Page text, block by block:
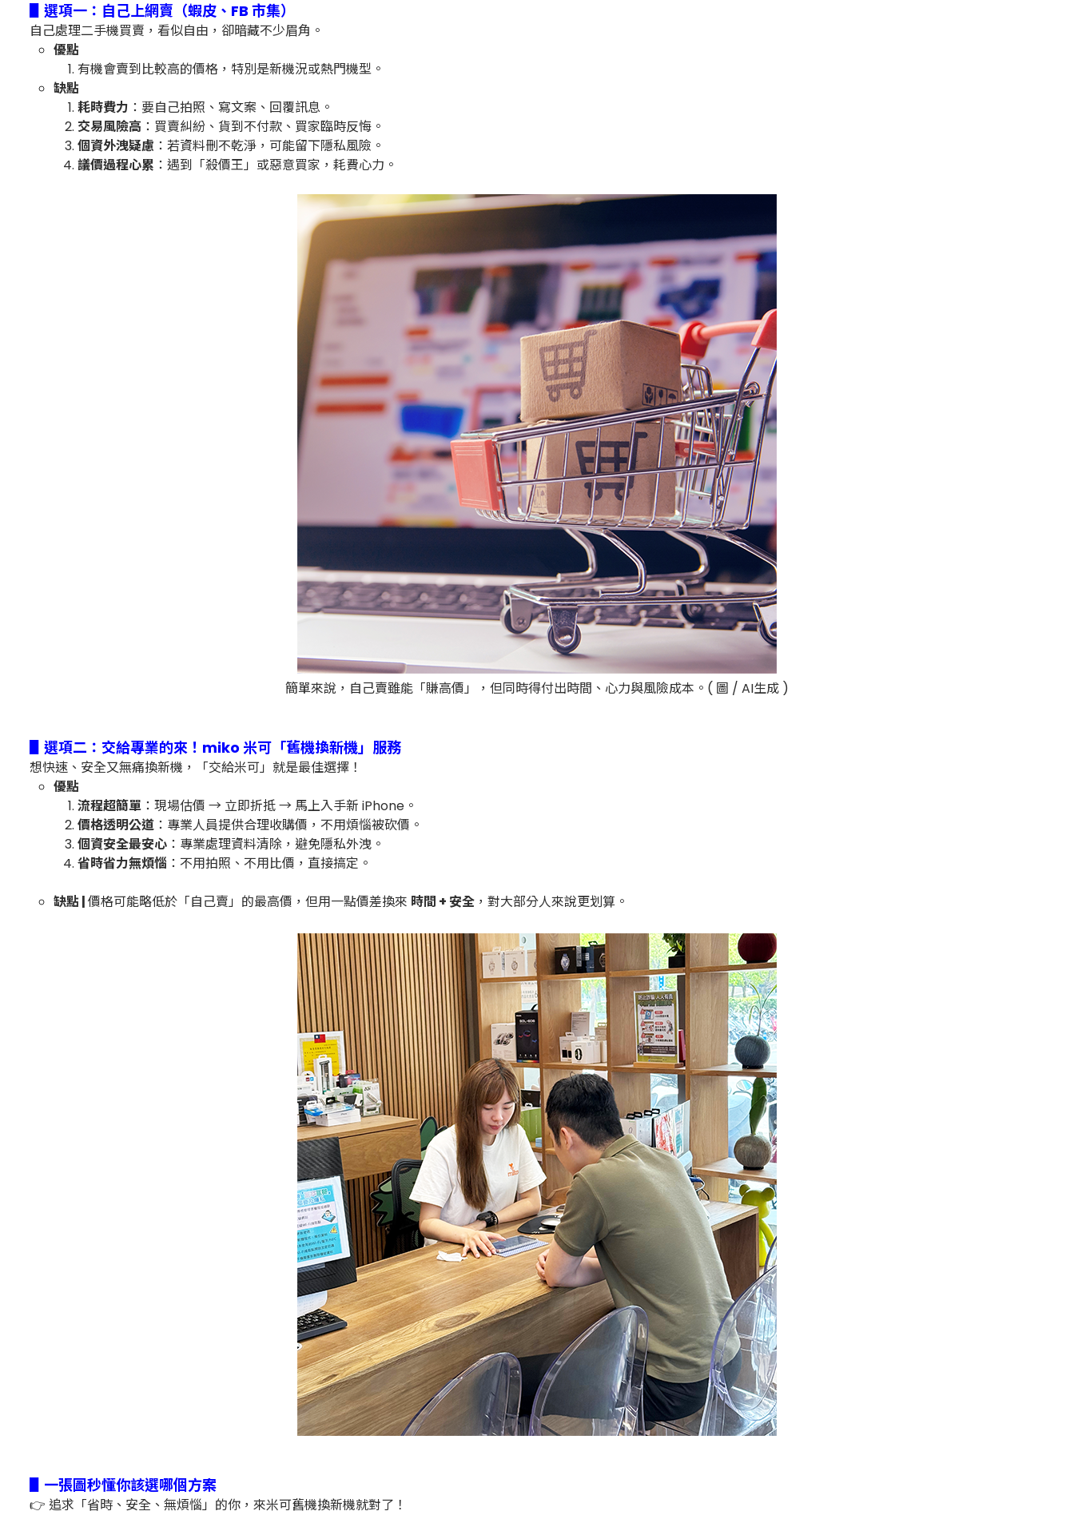
▋選項一：自己上網賣（蝦皮、FB 市集）
自己處理二手機買賣，看似自由，卻暗藏不少眉角。
優點
有機會賣到比較高的價格，特別是新機況或熱門機型。
缺點
耗時費力 ：要自己拍照、寫文案、回覆訊息。
交易風險高 ：買賣糾紛、貨到不付款、買家臨時反悔。
個資外洩疑慮 ：若資料刪不乾淨，可能留下隱私風險。
議價過程心累 ：遇到「殺價王」或惡意買家，耗費心力。
簡單來說，自己賣雖能「賺高價」，但同時得付出時間、心力與風險成本。( 圖 / AI生成 )
▋選項二：交給專業的來！miko 米可「舊機換新機」服務
想快速、安全又無痛換新機，「交給米可」就是最佳選擇！
優點
流程超簡單 ：現場估價 → 立即折抵 → 馬上入手新 iPhone。
價格透明公道 ：專業人員提供合理收購價，不用煩惱被砍價。
個資安全最安心 ：專業處理資料清除，避免隱私外洩。
省時省力無煩惱 ：不用拍照、不用比價，直接搞定。
缺點 |價格可能略低於「自己賣」的最高價，但用一點價差換來 時間 + 安全 ，對大部分人來說更划算。
▋一張圖秒懂你該選哪個方案
👉 追求「省時、安全、無煩惱」的你，來米可舊機換新機就對了！